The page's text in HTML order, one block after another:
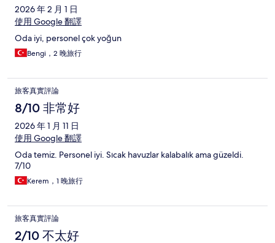
2026 年 2 月 1 日
使用 Google 翻譯
Oda iyi, personel çok yoğun
Bengi，2 晚旅行
旅客真實評論
8/10 非常好
2026 年 1 月 11 日
使用 Google 翻譯
Oda temiz. Personel iyi. Sıcak havuzlar kalabalık ama güzeldi.
7/10
Kerem，1 晚旅行
旅客真實評論
2/10 不太好